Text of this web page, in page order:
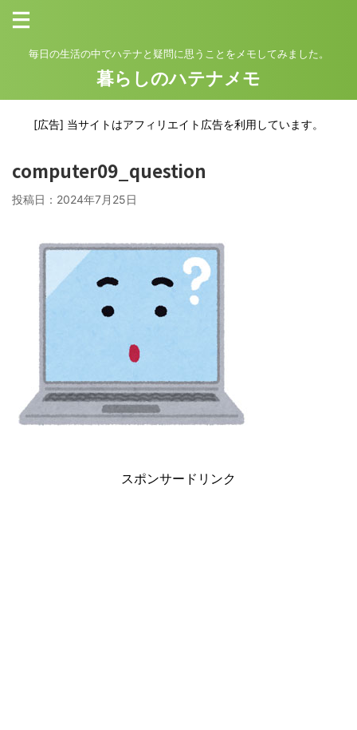
毎日の生活の中でハテナと疑問に思うことをメモしてみました。
暮らしのハテナメモ
[広告] 当サイトはアフィリエイト広告を利用しています。
computer09_question
投稿日： 2024年7月25日
スポンサードリンク